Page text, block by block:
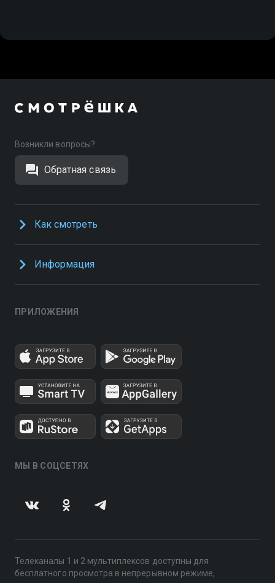
Возникли вопросы?
Обратная связь
Как смотреть
Информация
ПРИЛОЖЕНИЯ
МЫ В СОЦСЕТЯХ
Телеканалы 1 и 2 мультиплексов доступны для
бесплатного просмотра в непрерывном режиме,